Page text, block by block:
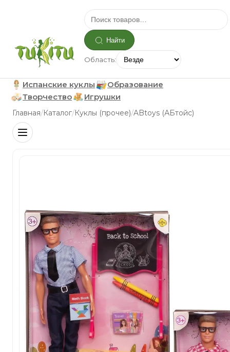
Найти
Область:
Испанские куклы
Образование
Творчество
Игрушки
Главная/Каталог/Куклы (прочее)/ABtoys (АБтойс)